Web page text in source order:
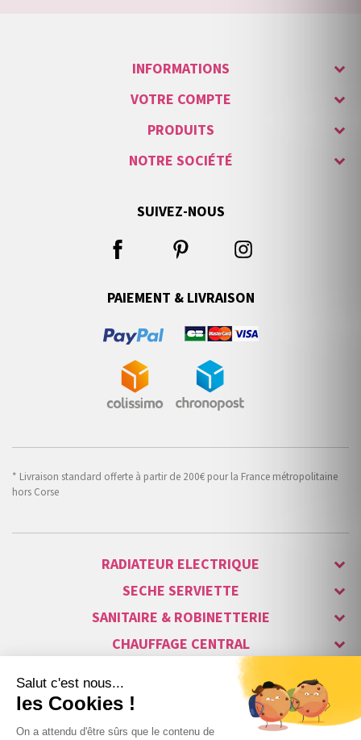
INFORMATIONS
VOTRE COMPTE
PRODUITS
NOTRE SOCIÉTÉ
SUIVEZ-NOUS
PAIEMENT & LIVRAISON
* Livraison standard offerte à partir de 200€ pour la France métropolitaine
hors Corse
RADIATEUR ELECTRIQUE
SECHE SERVIETTE
SANITAIRE & ROBINETTERIE
CHAUFFAGE CENTRAL
ALARME & SÉCURITÉ
MAISON CONNECTÉE
VISIOPHONE & INTERPHONE